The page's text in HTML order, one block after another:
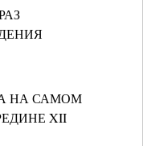
НА САМОМ
XII